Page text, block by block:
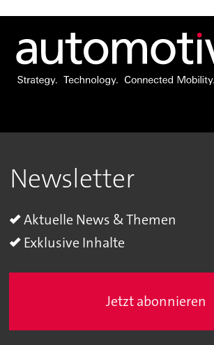
Newsletter
Aktuelle News & Themen
Exklusive Inhalte
Jetzt abonnieren